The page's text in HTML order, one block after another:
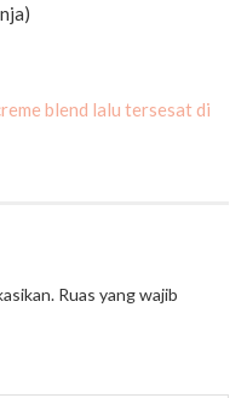
blend lalu tersesat di
Ruas yang wajib